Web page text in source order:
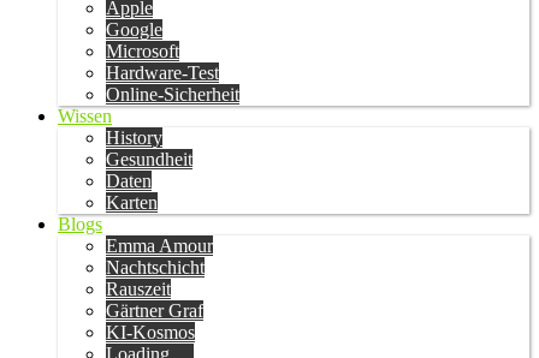
Apple
Google
Microsoft
Hardware-Test
Online-Sicherheit
Wissen
History
Gesundheit
Daten
Karten
Blogs
Emma Amour
Nachtschicht
Rauszeit
Gärtner Graf
KI-Kosmos
Loading …